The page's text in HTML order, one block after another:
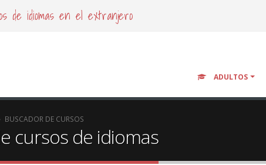
de idiomas en el extranjero
ADULTOS
BUSCADOR DE CURSOS
cursos de idiomas